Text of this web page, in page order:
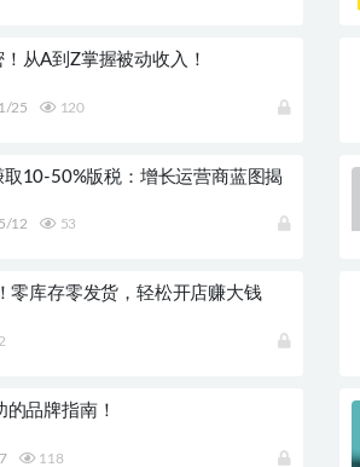
从A到Z掌握被动收入！
25 120
10-50%版税：增长运营商蓝图揭
12 53
零库存零发货，轻松开店赚大钱
品牌指南！
118